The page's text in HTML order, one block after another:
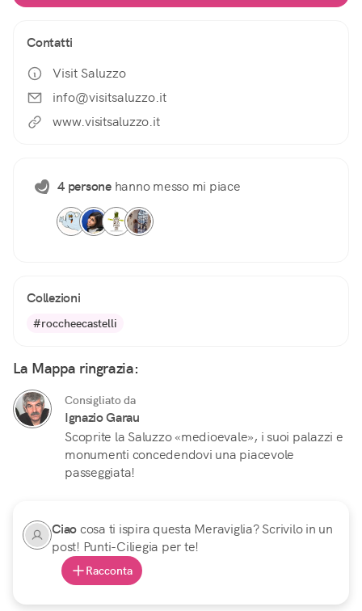
Contatti
Visit Saluzzo
info@visitsaluzzo.it
www.visitsaluzzo.it
4 personehanno messo mi piace
Collezioni
#roccheecastelli
La Mappa ringrazia:
Consigliato da
Ignazio Garau
Scoprite la Saluzzo «medioevale», i suoi palazzi e
monumenti concedendovi una piacevole
passeggiata!
Ciaocosa ti ispira questa Meraviglia? Scrivilo in un
post! Punti-Ciliegia per te!
Racconta